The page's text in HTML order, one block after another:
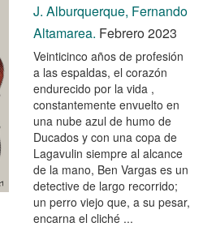
J. Alburquerque, Fernando
Altamarea. Febrero 2023
Veinticinco años de profesión
a las espaldas, el corazón
endurecido por la vida ,
constantemente envuelto en
una nube azul de humo de
Ducados y con una copa de
Lagavulin siempre al alcance
de la mano, Ben Vargas es un
detective de largo recorrido;
un perro viejo que, a su pesar,
encarna el cliché ...